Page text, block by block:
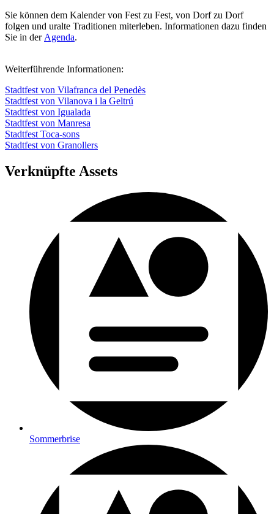
Sie können dem Kalender von Fest zu Fest, von Dorf zu Dorf
folgen und uralte Traditionen miterleben. Informationen dazu finden
Sie in der Agenda.
Weiterführende Informationen:
Stadtfest von Vilafranca del Penedès
Stadtfest von Vilanova i la Geltrú
Stadtfest von Igualada
Stadtfest von Manresa
Stadtfest Toca-sons
Stadtfest von Granollers
Verknüpfte Assets
Sommerbrise